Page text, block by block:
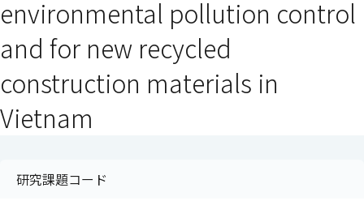
environmental pollution control
and for new recycled
construction materials in
Vietnam
研究課題コード